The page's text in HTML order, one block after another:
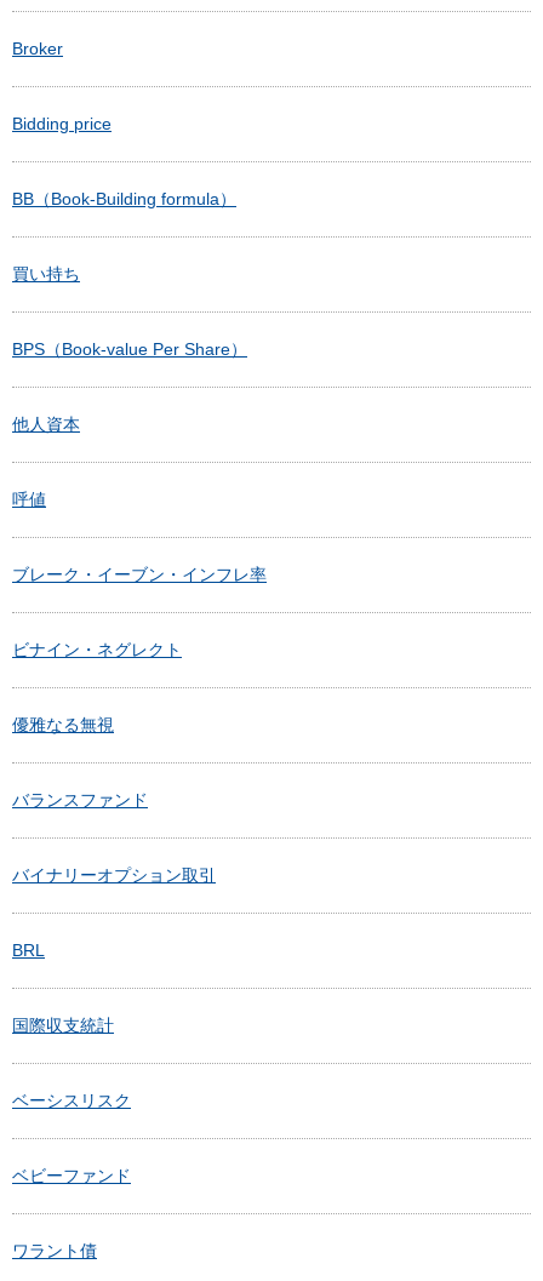
Broker
Bidding price
BB（Book-Building formula）
買い持ち
BPS（Book-value Per Share）
他人資本
呼値
ブレーク・イーブン・インフレ率
ビナイン・ネグレクト
優雅なる無視
バランスファンド
バイナリーオプション取引
BRL
国際収支統計
ベーシスリスク
ベビーファンド
ワラント債